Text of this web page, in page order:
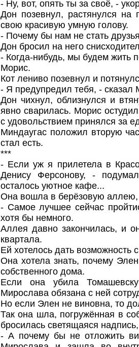
- Ну, вот, опять ты за своё, -
Дон позевнул, растянулся
свою красивую умную голову.
- Почему бы нам не стать
Дон бросил на него
- Когда-нибудь, мы будем жить
Морис.
Кот лениво позевнул и
- Я предупредил тебя, - сказал
Дон чихнул, облизнулся и
явно сварилась. Морис
с удовольствием принялся за
Миндаугас положил вторую
стал есть.
***
- Если уж я прилетела в
Денису Ферсонову, -
осталось уютное кафе...
Она вошла в берёзовую аллею,
- Самое лучшее сейчас
хотя бы немного.
Аллея давно закончилась, и
квартала.
Ей хотелось дать возможность
Она хотела знать, почему
собственного дома.
Если она убила
Мирослава обязана с ней
Но если Элен не виновна, то
Так она шла, погружённая в
бросилась светящаяся
- А почему бы не отложить